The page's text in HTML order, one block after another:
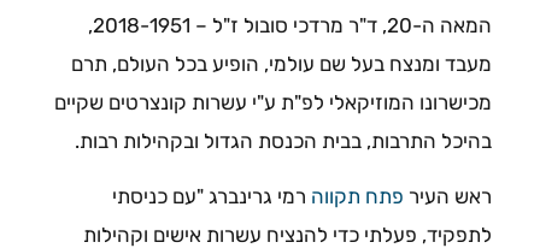
המאה ה-20, ד"ר מרדכי סובול ז"ל – 2018-1951,
מעבד ומנצח בעל שם עולמי, הופיע בכל העולם, תרם
מכישרונו המוזיקאלי לפ"ת ע"י עשרות קונצרטים שקיים
בהיכל התרבות, בבית הכנסת הגדול ובקהילות רבות.
ראש העיר פתח תקווה רמי גרינברג "עם כניסתי
לתפקיד, פעלתי כדי להנציח עשרות אישים וקהילות